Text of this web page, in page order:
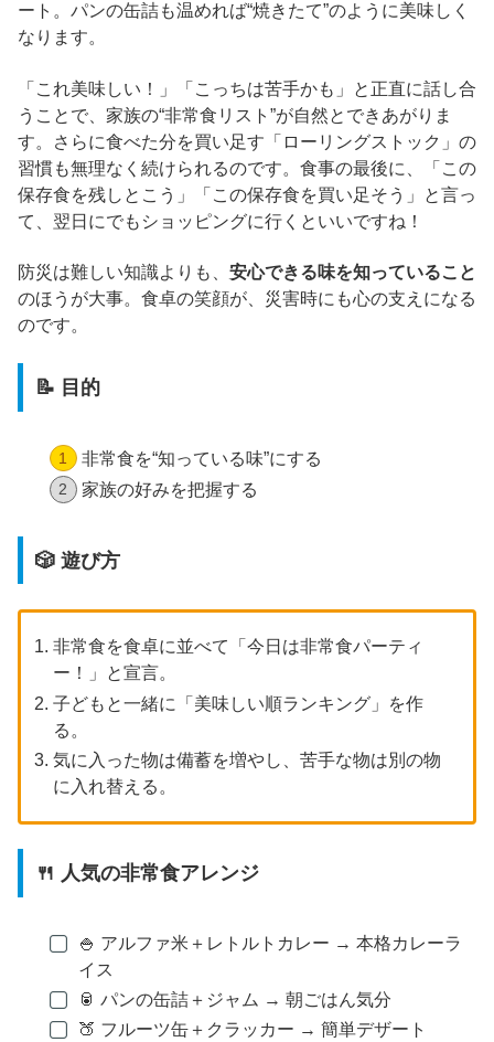
ート。パンの缶詰も温めれば“焼きたて”のように美味しく
なります。
「これ美味しい！」「こっちは苦手かも」と正直に話し合
うことで、家族の“非常食リスト”が自然とできあがりま
す。さらに食べた分を買い足す「ローリングストック」の
習慣も無理なく続けられるのです。食事の最後に、「この
保存食を残しとこう」「この保存食を買い足そう」と言っ
て、翌日にでもショッピングに行くといいですね！
防災は難しい知識よりも、 安心できる味を知っていること
のほうが大事。食卓の笑顔が、災害時にも心の支えになる
のです。
📝 目的
非常食を“知っている味”にする
家族の好みを把握する
🎲 遊び方
非常食を食卓に並べて「今日は非常食パーティ
ー！」と宣言。
子どもと一緒に「美味しい順ランキング」を作
る。
気に入った物は備蓄を増やし、苦手な物は別の物
に入れ替える。
🍴 人気の非常食アレンジ
🍚 アルファ米＋レトルトカレー → 本格カレーラ
イス
🥫 パンの缶詰＋ジャム → 朝ごはん気分
🍑 フルーツ缶＋クラッカー → 簡単デザート